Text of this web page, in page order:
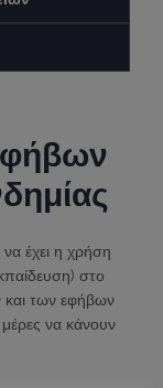
έχει η χρήση
στο
και των εφήβων
να κάνουν